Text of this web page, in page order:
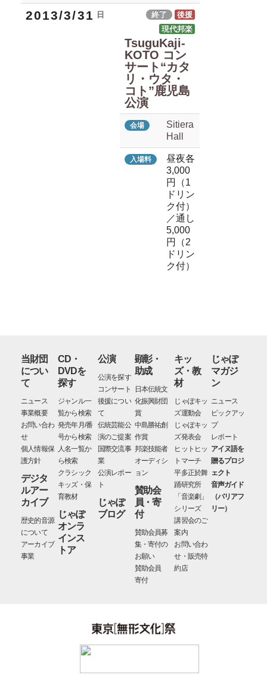
2013/3/31 日 終了
後援
現代邦楽
TsuguKaji-
KOTO コン
サート“カタ
リ・ウタ・
コト”鹿児島
公演
会場
Sitiera
Hall
入場料
昼夜各
3,000
円（1
ドリン
ク付）
／通し
5,000
円（2
ドリン
ク付）
当財団
につい
て
ニュース
事業概要
お問い合わ
せ
個人情報保
護方針
デジタ
ルアー
カイブ
歴史的音源
について
アーカイブ
事業
CD・
DVDを
探す
ジャンル一
覧から検索
発売年月/番
号から検索
人名一覧か
ら検索
クラシック
キッズ・保
育教材
じゃぽ
オンラ
インス
トア
公演
公演を探す
コンサート
後援につい
て
伝統芸能公
演のご提案
国際交流事
業
公演レポー
ト
じゃぽ
ブログ
顕彰・
助成
日本伝統文
化振興財団
賞
中島勝祐創
作賞
邦楽技能者
オーディシ
ョン
賛助会
員・寄
付
賛助会員募
集・寄付の
お願い
賛助会員
寄付
キッ
ズ・教
材
じゃぽキッ
ズ運動会
じゃぽキッ
ズ発表会
ヒットヒッ
トマーチ
平多正於舞
踊研究所
「音楽劇」
シリーズ
講習会のご
案内
お問い合わ
せ・販売特
約店
じゃぽ
マガジ
ン
ニュース
ピックアッ
プ
レポート
アイヌ語を
贈るプロジ
ェクト
音声ガイド
（バリアフ
リー）